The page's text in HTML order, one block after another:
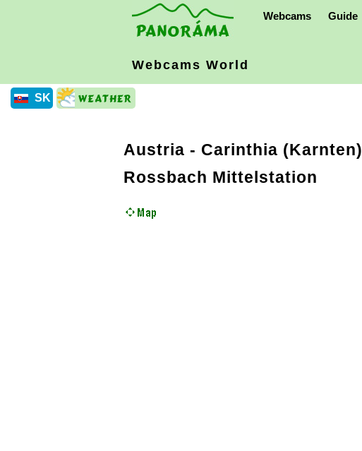
Webcams Guide
Webcams World
SK
Austria - Carinthia (Karnten)
Rossbach Mittelstation